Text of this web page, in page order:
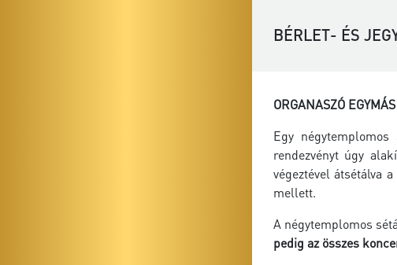
BÉRLET- ÉS
ORGANASZÓ
Egy
rendezvényt úgy
végeztével átsétálva
mellett.
A négytemplomos
pedig az összes